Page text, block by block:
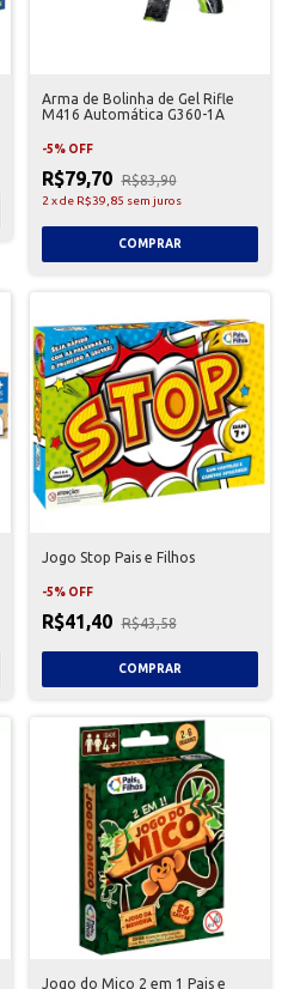
Arma de Bolinha de Gel Rifle
M416 Automática G360-1A
-5% OFF
R$79,70 R$83,90
2 xde R$39,85 sem juros
Jogo Stop Pais e Filhos
-5% OFF
R$41,40 R$43,58
Jogo do Mico 2 em 1 Pais e